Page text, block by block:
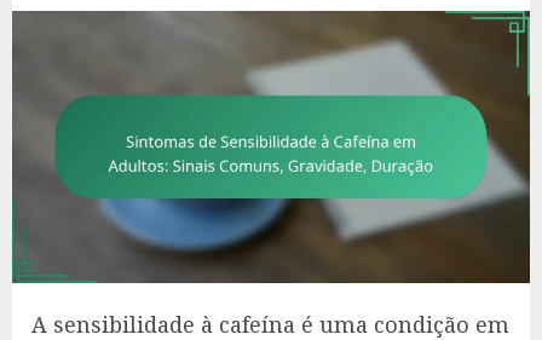
A sensibilidade à cafeína é uma condição em